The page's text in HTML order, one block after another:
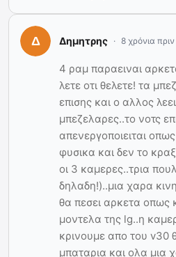
Δημητρης 8 χρόνια πριν
4 ραμ παραειναι
λετε οτι θελετε! τα
επισης και ο αλλος λεει
μπεζελαρες..το νοτς
απενεργοποιειται
φυσικα και δεν το
οι 3 καμερες..τρια
δηλαδη!)..μια χαρα
θα πεσει αρκετα οπως
μοντελα της lg..η
κρινουμε απο του v30
μπαταρια και ολα μια